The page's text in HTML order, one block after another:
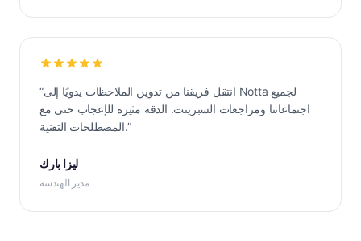
“انتقل فريقنا من تدوين الملاحظات يدويًا إلى Notta لجميع
اجتماعاتنا ومراجعات السبرينت. الدقة مثيرة للإعجاب حتى مع
المصطلحات التقنية.”
ليزا بارك
مدير الهندسة